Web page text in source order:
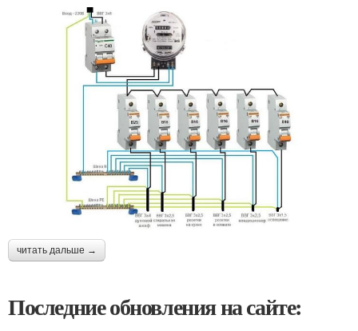
читать дальше →
Последние обновления на сайте: